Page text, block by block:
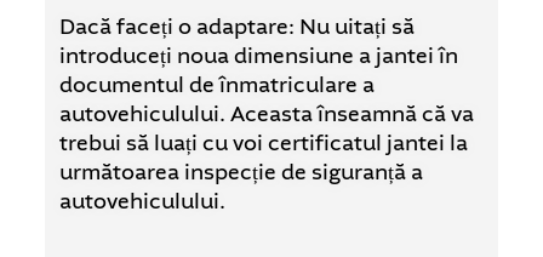
Dacă faceți o adaptare: Nu uitați să
introduceți noua dimensiune a jantei în
documentul de înmatriculare a
autovehiculului. Aceasta înseamnă că va
trebui să luați cu voi certificatul jantei la
următoarea inspecție de siguranță a
autovehiculului.